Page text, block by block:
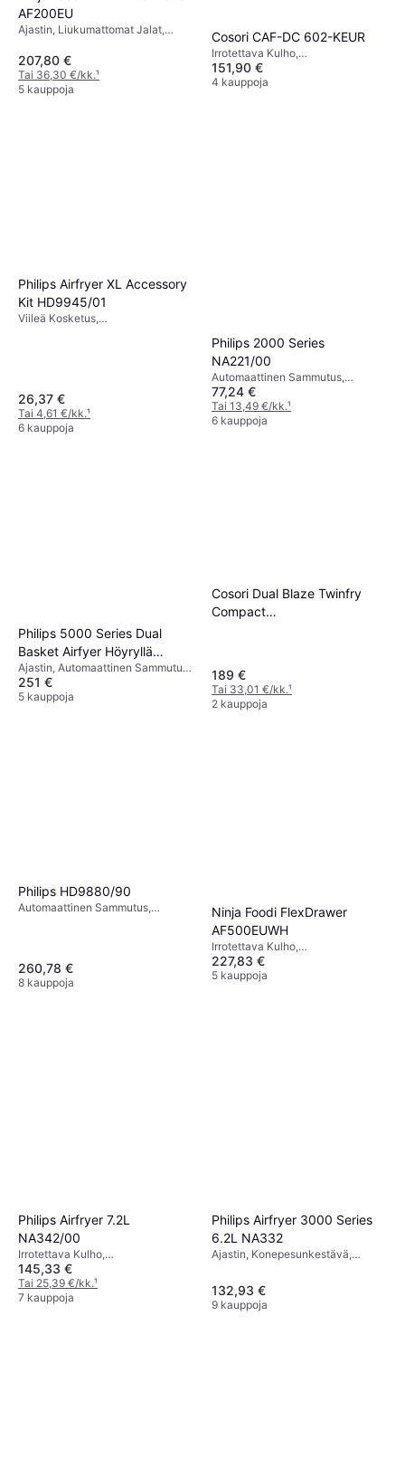
AF200EU
Ajastin, Liukumattomat Jalat,
Kulho, 2400 watti, Kapasiteetti: 1.6
kg
207,80 €
Tai 36,30 €/kk.¹
5 kauppoja
Cosori CAF-DC 602-KEUR
Irrotettava Kulho,
Konepesunkestävä,
Automaattinen Sammutus, Ajastin,
151,90 €
4 kauppoja
Philips Airfryer XL Accessory
Kit HD9945/01
Viileä Kosketus,
26,37 €
Tai 4,61 €/kk.¹
6 kauppoja
Philips 2000 Series
NA221/00
Automaattinen Sammutus,
Liukumattomat Jalat, Irrotettava
Kulho, Näyttöikkuna, Ajastin,
Viileä Kosketus,
77,24 €
Tai 13,49 €/kk.¹
6 kauppoja
Philips 5000 Series Dual
Basket Airfyer Höyryllä
NA552 00
Ajastin, Automaattinen Sammutus,
Konepesunkestävä, Viileä
Kosketus, Liukumattomat Jalat,
251 €
5 kauppoja
Cosori Dual Blaze Twinfry
Compact
189 €
Tai 33,01 €/kk.¹
2 kauppoja
Philips HD9880/90
Automaattinen Sammutus,
Kapasiteetti: 2 kg
260,78 €
8 kauppoja
Ninja Foodi FlexDrawer
AF500EUWH
Irrotettava Kulho,
Konepesunkestävä, Ajastin,
Liukumattomat Jalat, 2470 watti,
227,83 €
5 kauppoja
Philips Airfryer 7.2L
NA342/00
Irrotettava Kulho,
Konepesunkestävä,
Automaattinen Sammutus,
Näyttöikkuna, Ajastin, 2000 watti
145,33 €
Tai 25,39 €/kk.¹
7 kauppoja
Philips Airfryer 3000 Series
6.2L NA332
Ajastin, Konepesunkestävä,
1700 watti, Kapasiteetti: 1 kg
132,93 €
9 kauppoja